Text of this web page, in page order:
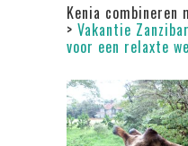
Kenia combineren
> Vakantie
voor een relaxte